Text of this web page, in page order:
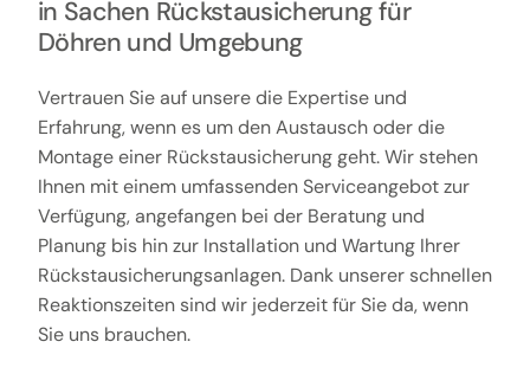
in Sachen Rückstausicherung für
Döhren und Umgebung
Vertrauen Sie auf unsere die Expertise und
Erfahrung, wenn es um den Austausch oder die
Montage einer Rückstausicherung geht. Wir stehen
Ihnen mit einem umfassenden Serviceangebot zur
Verfügung, angefangen bei der Beratung und
Planung bis hin zur Installation und Wartung Ihrer
Rückstausicherungsanlagen. Dank unserer schnellen
Reaktionszeiten sind wir jederzeit für Sie da, wenn
Sie uns brauchen.